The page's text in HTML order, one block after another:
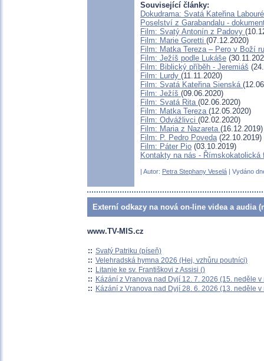
Související články:
Dokudrama: Svatá Kateřina
Poselství z Garabandalu -
Film: Svatý Antonín z Padovy
Film: Marie Goretti (07.12.2020)
Film: Matka Tereza – Pero v Boží
Film: Ježíš podle Lukáše
Film: Biblický příběh - Jeremiáš
Film: Lurdy (11.11.2020)
Film: Svatá Kateřina Sienská
Film: Ježíš (09.06.2020)
Film: Svatá Rita (02.06.2020)
Film: Matka Tereza (12.05.2020)
Film: Odvážlivci (02.02.2020)
Film: Maria z Nazareta (16.12.2019)
Film: P. Pedro Poveda(22.10.2019)
Film: Páter Pio (03.10.2019)
Kontakty na nás -
| Autor: Petra Stephany Veselá | Vydáno
Externí odkazy na nová on-line videa a audia
www.TV-MIS.cz
:: Svatý Patriku (píseň)
:: Velehradská hymna 2026 (Hej, vzhůru poutníci)
:: Litanie ke sv. Františkovi z Assisi ()
:: Kázání z Vranova nad Dyjí 12. 7. 2026 (15. neděle v
:: Kázání z Vranova nad Dyjí 28. 6. 2026 (13. neděle v